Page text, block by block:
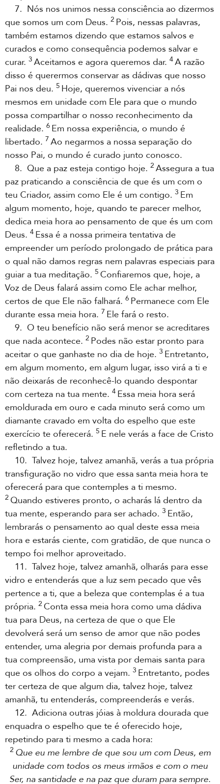
7. Nós nos unimos nessa consciência ao dizermos
que somos um com Deus. 2 Pois, nessas palavras,
também estamos dizendo que estamos salvos e
curados e como consequência podemos salvar e
curar. 3 Aceitamos e agora queremos dar. 4A razão
disso é querermos conservar as dádivas que nosso
Pai nos deu. 5 Hoje, queremos vivenciar a nós
mesmos em unidade com Ele para que o mundo
possa compartilhar o nosso reconhecimento da
realidade. 6 Em nossa experiência, o mundo é
libertado. 7 Ao negarmos a nossa separação do
nosso Pai, o mundo é curado junto conosco.
8. Que a paz esteja contigo hoje. 2 Assegura a tua
paz praticando a consciência de que és um com o
teu Criador, assim como Ele é um contigo. 3 Em
algum momento, hoje, quando te parecer melhor,
dedica meia hora ao pensamento de que és um com
Deus. 4 Essa é a nossa primeira tentativa de
empreender um período prolongado de prática para
o qual não damos regras nem palavras especiais para
guiar a tua meditação. 5 Confiaremos que, hoje, a
Voz de Deus falará assim como Ele achar melhor,
certos de que Ele não falhará. 6 Permanece com Ele
durante essa meia hora. 7 Ele fará o resto.
9. O teu benefício não será menor se acreditares
que nada acontece. 2 Podes não estar pronto para
aceitar o que ganhaste no dia de hoje. 3 Entretanto,
em algum momento, em algum lugar, isso virá a ti e
não deixarás de reconhecê-lo quando despontar
com certeza na tua mente. 4 Essa meia hora será
emoldurada em ouro e cada minuto será como um
diamante cravado em volta do espelho que este
exercício te oferecerá. 5 E nele verás a face de Cristo
refletindo a tua.
10. Talvez hoje, talvez amanhã, verás a tua própria
transfiguração no vidro que essa santa meia hora te
oferecerá para que contemples a ti mesmo.
2 Quando estiveres pronto, o acharás lá dentro da
tua mente, esperando para ser achado. 3 Então,
lembrarás o pensamento ao qual deste essa meia
hora e estarás ciente, com gratidão, de que nunca o
tempo foi melhor aproveitado.
11. Talvez hoje, talvez amanhã, olharás para esse
vidro e entenderás que a luz sem pecado que vês
pertence a ti, que a beleza que contemplas é a tua
própria. 2 Conta essa meia hora como uma dádiva
tua para Deus, na certeza de que o que Ele
devolverá será um senso de amor que não podes
entender, uma alegria por demais profunda para a
tua compreensão, uma vista por demais santa para
que os olhos do corpo a vejam. 3 Entretanto, podes
ter certeza de que algum dia, talvez hoje, talvez
amanhã, tu entenderás, compreenderás e verás.
12. Adiciona outras jóias à moldura dourada que
enquadra o espelho que te é oferecido hoje,
repetindo para ti mesmo a cada hora:
2 Que eu me lembre de que sou um com Deus, em
unidade com todos os meus irmãos e com o meu
Ser, na santidade e na paz que duram para sempre.